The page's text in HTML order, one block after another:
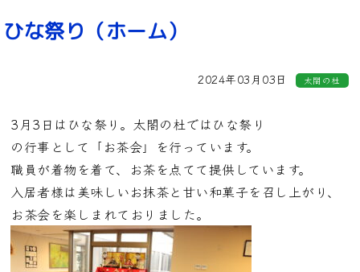
ひな祭り（ホーム）
2024年03月03日 太閤の杜
3月3日はひな祭り。太閤の杜ではひな祭り
の行事として「お茶会」を行っています。
職員が着物を着て、お茶を点てて提供しています。
入居者様は美味しいお抹茶と甘い和菓子を召し上がり、
お茶会を楽しまれておりました。